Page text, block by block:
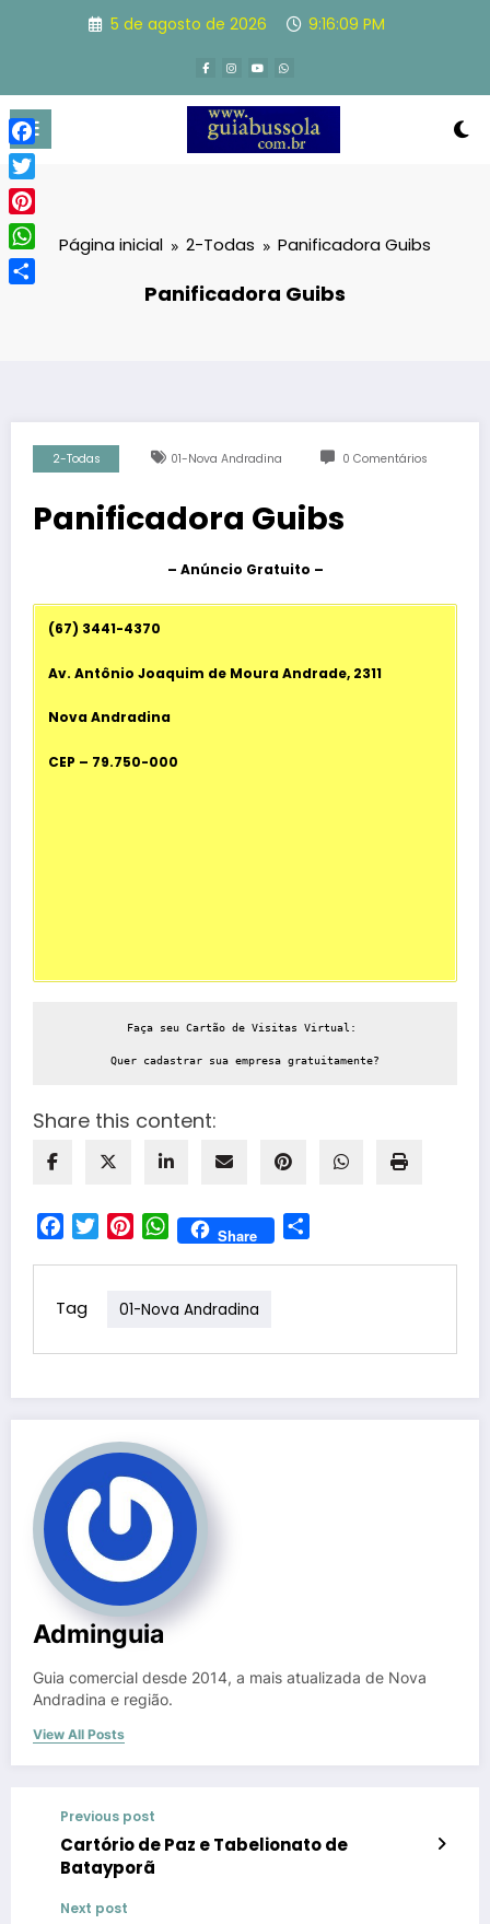
5 de agosto de 2026 9:16:10 PM
Página inicial 2-Todas Panificadora Guibs
Panificadora Guibs
2-Todas 01-Nova Andradina 0 Comentários
Panificadora Guibs
– Anúncio Gratuito –
(67) 3441-4370
Av. Antônio Joaquim de Moura Andrade, 2311
Nova Andradina
CEP – 79.750-000
Faça seu Cartão de Visitas Virtual:
Quer cadastrar sua empresa gratuitamente?
Share this content:
Facebook
TwitterPinterestWhatsApp
Share
Tag 01-Nova Andradina
Adminguia
Guia comercial desde 2014, a mais atualizada de Nova
Andradina e região.
View All Posts
Previous post
Cartório de Paz e Tabelionato de
Batayporã
Next post
Facebook
Twitter
Pinterest
WhatsApp